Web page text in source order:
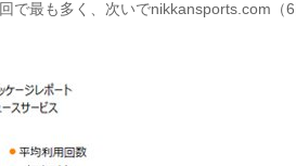
回で最も多く、次いでnikkansports.com （6